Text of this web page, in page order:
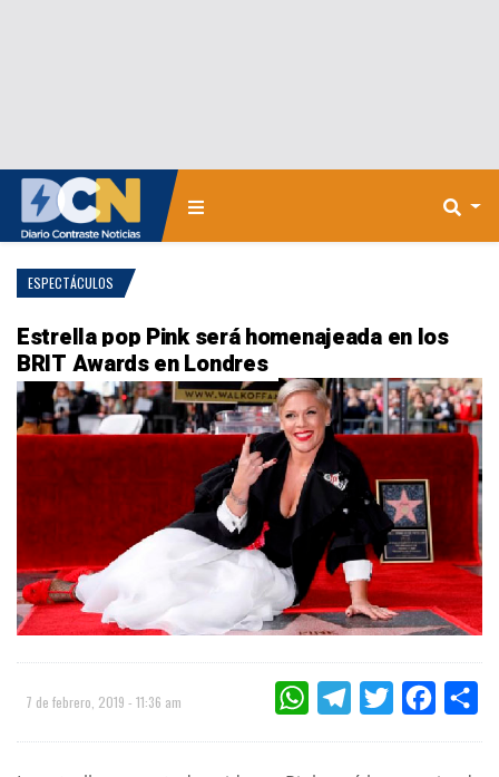
ESPECTÁCULOS
Estrella pop Pink será homenajeada en los
BRIT Awards en Londres
7 de febrero, 2019 - 11:36 am WHATSAPPTELEGRAMTWITTER